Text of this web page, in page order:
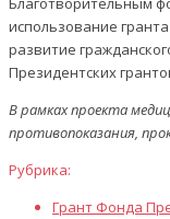
использование
развитие
Президентских
В рамках проекта
противопоказания,
Рубрика:
Грант Фонда